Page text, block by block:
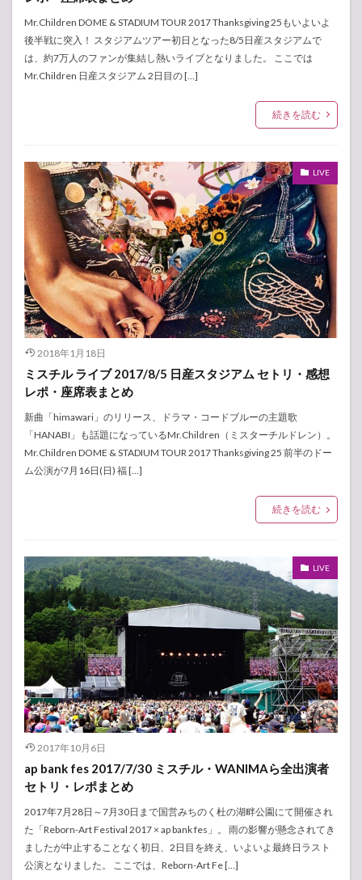
Mr.Children DOME & STADIUM TOUR 2017 Thanksgiving 25もいよいよ
後半戦に突入！ スタジアムツアー初日となった8/5日産スタジアムで
は、約7万人のファンが集結し熱いライブとなりました。 ここでは
Mr.Children 日産スタジアム 2日目の […]
続きを読む
LIVE
2018年1月18日
ミスチル ライブ 2017/8/5 日産スタジアム セトリ・感想
レポ・座席表まとめ
新曲「himawari」のリリース、ドラマ・コードブルーの主題歌
「HANABI」も話題になっているMr.Children（ミスターチルドレン）。
Mr.Children DOME & STADIUM TOUR 2017 Thanksgiving 25 前半のドー
ム公演が7月16日(日) 福 […]
続きを読む
LIVE
2017年10月6日
ap bank fes 2017/7/30 ミスチル・WANIMAら全出演者
セトリ・レポまとめ
2017年7月28日～7月30日まで国営みちのく杜の湖畔公園にて開催され
た「Reborn-Art Festival 2017 × ap bank fes」。 雨の影響が懸念されてき
ましたが中止することなく初日、2日目を終え、いよいよ最終日ラスト
公演となりました。 ここでは、Reborn-Art Fe […]